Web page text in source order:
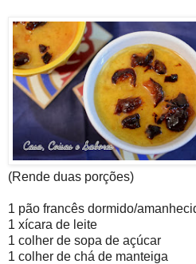
(Rende duas porções)
1 pão francês dormido/
1 xícara de leite
1 colher de sopa de açúcar
1 colher de chá de manteiga